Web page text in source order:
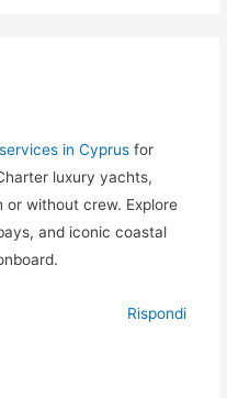
in Cyprusfor
luxury yachts,
without crew. Explore
and iconic coastal
Rispondi